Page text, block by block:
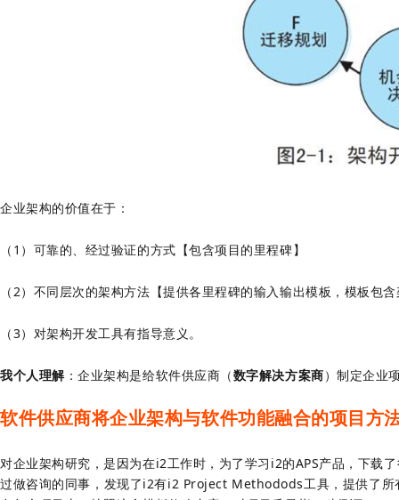
企业架构的价值在于：
（1）可靠的、经过验证的方式【包含项目的里程碑】
（2）不同层次的架构方法【提供各里程碑的输入输出模板，模板包
（3）对架构开发工具有指导意义。
我个人理解：企业架构是给软件供应商（数字解决方案商）制定企业
软件供应商将企业架构与软件功能融合的项目方
对企业架构研究，是因为在i2工作时，为了学习i2的APS产品，下载
过做咨询的同事，发现了i2有i2 Project Methodods工具，提供了所